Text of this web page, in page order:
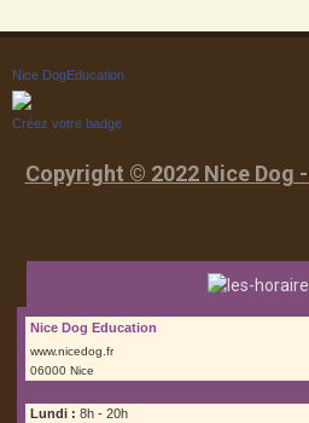
Nice DogEducation
Créez votre badge
Copyright © 2022 Nice Dog
Nice Dog Education
www.nicedog.fr
06000 Nice
Lundi : 8h - 20h